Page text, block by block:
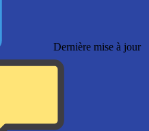
Dernière mise à jour